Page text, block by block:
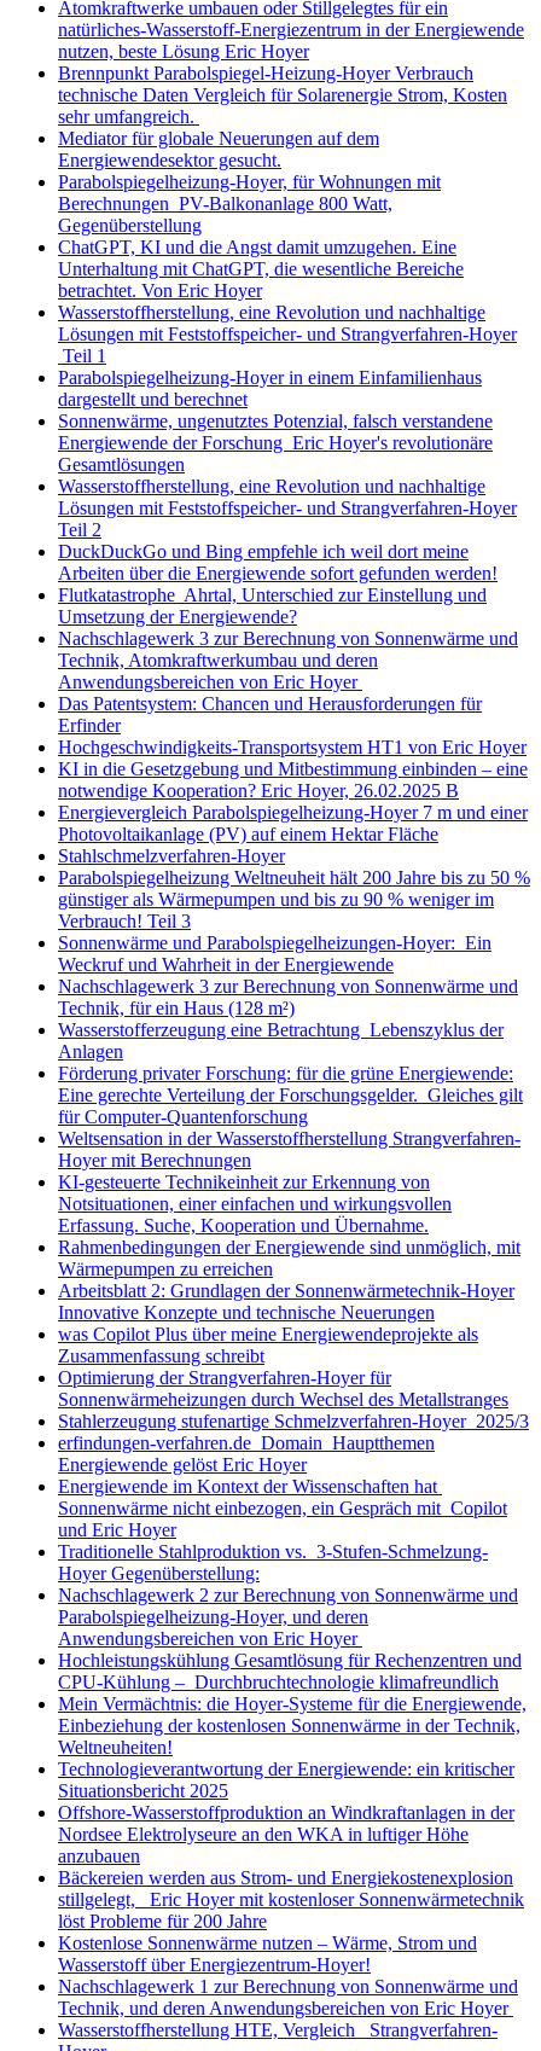
Atomkraftwerke umbauen oder Stillgelegtes für ein
natürliches-Wasserstoff-Energiezentrum in der Energiewende
nutzen, beste Lösung Eric Hoyer
Brennpunkt Parabolspiegel-Heizung-Hoyer Verbrauch
technische Daten Vergleich für Solarenergie Strom, Kosten
sehr umfangreich.
Mediator für globale Neuerungen auf dem
Energiewendesektor gesucht.
Parabolspiegelheizung-Hoyer, für Wohnungen mit
Berechnungen PV-Balkonanlage 800 Watt,
Gegenüberstellung
ChatGPT, KI und die Angst damit umzugehen. Eine
Unterhaltung mit ChatGPT, die wesentliche Bereiche
betrachtet. Von Eric Hoyer
Wasserstoffherstellung, eine Revolution und nachhaltige
Lösungen mit Feststoffspeicher- und Strangverfahren-Hoyer
Teil 1
Parabolspiegelheizung-Hoyer in einem Einfamilienhaus
dargestellt und berechnet
Sonnenwärme, ungenutztes Potenzial, falsch verstandene
Energiewende der Forschung Eric Hoyer's revolutionäre
Gesamtlösungen
Wasserstoffherstellung, eine Revolution und nachhaltige
Lösungen mit Feststoffspeicher- und Strangverfahren-Hoyer
Teil 2
DuckDuckGo und Bing empfehle ich weil dort meine
Arbeiten über die Energiewende sofort gefunden werden!
Flutkatastrophe Ahrtal, Unterschied zur Einstellung und
Umsetzung der Energiewende?
Nachschlagewerk 3 zur Berechnung von Sonnenwärme und
Technik, Atomkraftwerkumbau und deren
Anwendungsbereichen von Eric Hoyer
Das Patentsystem: Chancen und Herausforderungen für
Erfinder
Hochgeschwindigkeits-Transportsystem HT1 von Eric Hoyer
KI in die Gesetzgebung und Mitbestimmung einbinden – eine
notwendige Kooperation? Eric Hoyer, 26.02.2025 B
Energievergleich Parabolspiegelheizung-Hoyer 7 m und einer
Photovoltaikanlage (PV) auf einem Hektar Fläche
Stahlschmelzverfahren-Hoyer
Parabolspiegelheizung Weltneuheit hält 200 Jahre bis zu 50 %
günstiger als Wärmepumpen und bis zu 90 % weniger im
Verbrauch! Teil 3
Sonnenwärme und Parabolspiegelheizungen-Hoyer: Ein
Weckruf und Wahrheit in der Energiewende
Nachschlagewerk 3 zur Berechnung von Sonnenwärme und
Technik, für ein Haus (128 m²)
Wasserstofferzeugung eine Betrachtung Lebenszyklus der
Anlagen
Förderung privater Forschung: für die grüne Energiewende:
Eine gerechte Verteilung der Forschungsgelder. Gleiches gilt
für Computer-Quantenforschung
Weltsensation in der Wasserstoffherstellung Strangverfahren-
Hoyer mit Berechnungen
KI-gesteuerte Technikeinheit zur Erkennung von
Notsituationen, einer einfachen und wirkungsvollen
Erfassung. Suche, Kooperation und Übernahme.
Rahmenbedingungen der Energiewende sind unmöglich, mit
Wärmepumpen zu erreichen
Arbeitsblatt 2: Grundlagen der Sonnenwärmetechnik-Hoyer
Innovative Konzepte und technische Neuerungen
was Copilot Plus über meine Energiewendeprojekte als
Zusammenfassung schreibt
Optimierung der Strangverfahren-Hoyer für
Sonnenwärmeheizungen durch Wechsel des Metallstranges
Stahlerzeugung stufenartige Schmelzverfahren-Hoyer 2025/3
erfindungen-verfahren.de Domain Hauptthemen
Energiewende gelöst Eric Hoyer
Energiewende im Kontext der Wissenschaften hat
Sonnenwärme nicht einbezogen, ein Gespräch mit Copilot
und Eric Hoyer
Traditionelle Stahlproduktion vs. 3-Stufen-Schmelzung-
Hoyer Gegenüberstellung:
Nachschlagewerk 2 zur Berechnung von Sonnenwärme und
Parabolspiegelheizung-Hoyer, und deren
Anwendungsbereichen von Eric Hoyer
Hochleistungskühlung Gesamtlösung für Rechenzentren und
CPU-Kühlung – Durchbruchtechnologie klimafreundlich
Mein Vermächtnis: die Hoyer-Systeme für die Energiewende,
Einbeziehung der kostenlosen Sonnenwärme in der Technik,
Weltneuheiten!
Technologieverantwortung der Energiewende: ein kritischer
Situationsbericht 2025
Offshore-Wasserstoffproduktion an Windkraftanlagen in der
Nordsee Elektrolyseure an den WKA in luftiger Höhe
anzubauen
Bäckereien werden aus Strom- und Energiekostenexplosion
stillgelegt, Eric Hoyer mit kostenloser Sonnenwärmetechnik
löst Probleme für 200 Jahre
Kostenlose Sonnenwärme nutzen – Wärme, Strom und
Wasserstoff über Energiezentrum-Hoyer!
Nachschlagewerk 1 zur Berechnung von Sonnenwärme und
Technik, und deren Anwendungsbereichen von Eric Hoyer
Wasserstoffherstellung HTE, Vergleich Strangverfahren-